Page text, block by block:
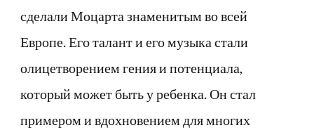
сделали Моцарта знаменитым во всей
Европе. Его талант и его музыка стали
олицетворением гения и потенциала,
который может быть у ребенка. Он стал
примером и вдохновением для многих